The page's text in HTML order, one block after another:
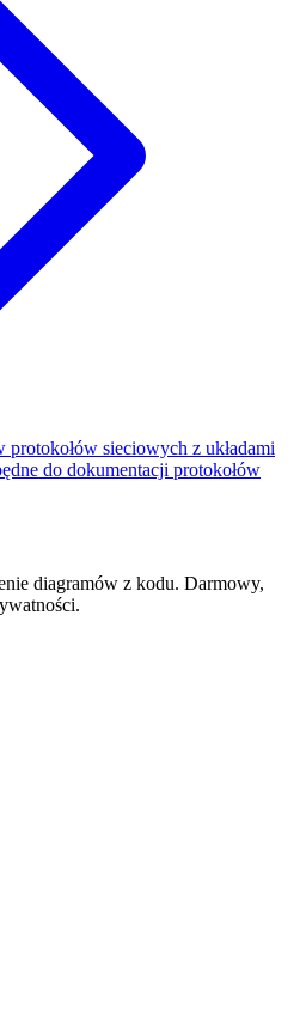
sieciowych z układami
do dokumentacji protokołów
diagramów z kodu. Darmowy,